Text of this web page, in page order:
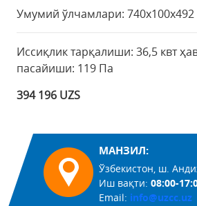
Умумий ўлчамлари:
Иссиқлик тарқалиши: 36,5 квт
пасайиши: 119 Па
394 196 UZS
МАНЗИЛ:
Ўзбекистон, ш.
Иш вақти: 08:00-
Email: info@uzcc.uz